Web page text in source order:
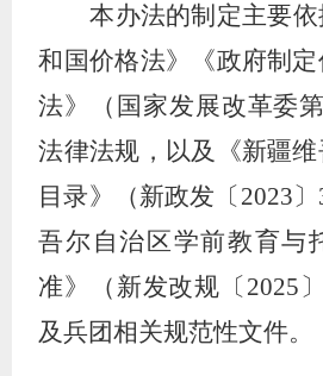
本办法的制定主要
和国价格法》《政府制
法》（国家发展改革委
法律法规，以及《新疆
目录》（新政发〔 2023〕
吾尔自治区学前教育与
准》（新发改规〔 2025 〕
及兵团相关规范性文件。